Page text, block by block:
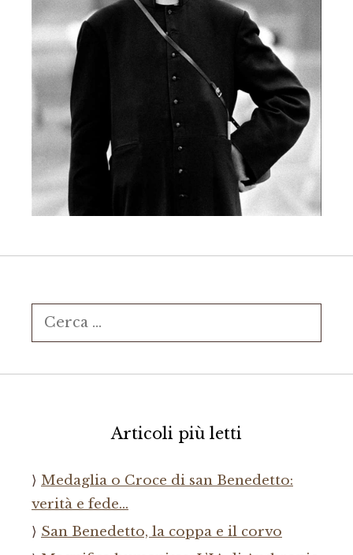
Ricerca
per:
Articoli più letti
Medaglia o Croce di san Benedetto:
verità e fede…
San Benedetto, la coppa e il corvo